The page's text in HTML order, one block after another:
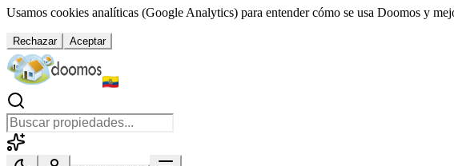
Usamos cookies analíticas (Google Analytics) para entender cómo se usa Doomos y
Rechazar Aceptar